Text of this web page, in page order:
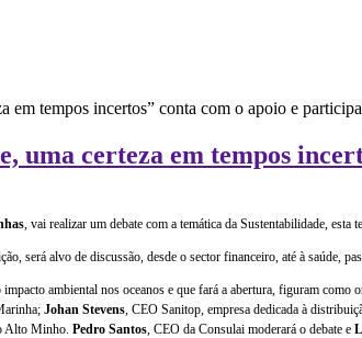
uma certeza em tempos
, vai realizar um debate com a temática da Sustentabilidade,
será alvo de discussão, desde o sector financeiro, até à saúde,
impacto ambiental nos oceanos e que fará a abertura, figuram como
Johan Stevens , CEO Sanitop, empresa dedicada à
Alto Minho. Pedro Santos , CEO da Consulai moderará o debate e